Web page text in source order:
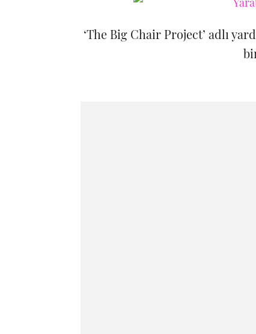
‘The Big Chair Project’ adlı